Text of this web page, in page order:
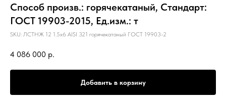
Способ произв.: горячекатаный, Стандарт:
ГОСТ 19903-2015, Ед.изм.: т
SKU: ЛСТНЖ 12 1.5х6 AISI 321 горячекатаный ГОСТ 19903-2
4 086 000 р.
Добавить в корзину